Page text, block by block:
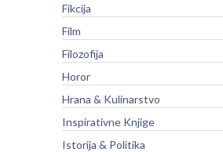
Fikcija
Film
Filozofija
Horor
Hrana & Kulinarstvo
Inspirativne Knjige
Istorija & Politika